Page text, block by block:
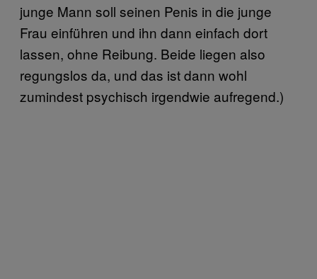
junge Mann soll seinen Penis in die junge
Frau einführen und ihn dann einfach dort
lassen, ohne Reibung. Beide liegen also
regungslos da, und das ist dann wohl
zumindest psychisch irgendwie aufregend.)